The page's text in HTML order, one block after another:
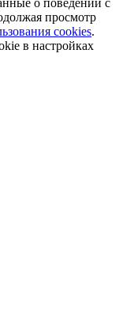
о поведении с
просмотр
cookies.
в настройках